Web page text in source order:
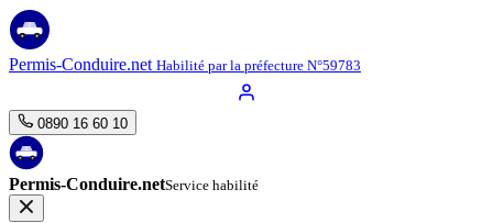
Aller
au
contenu
Permis-Conduire.net Habilité par la préfecture N°59783
0890 16 60 10
Permis-Conduire.netService habilité